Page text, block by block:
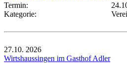
Termin:
Kategorie:
27.10. 2026
Wirtshaussingen im Gasthof Adler